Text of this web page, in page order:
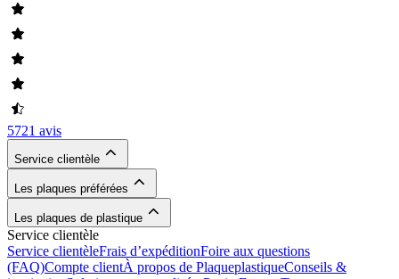
5721 avis
Service clientèle
Les plaques préférées
Les plaques de plastique
Service clientèle
Service clientèleFrais d’expéditionFoire aux questions
(FAQ)Compte clientÀ propos de PlaqueplastiqueConseils &